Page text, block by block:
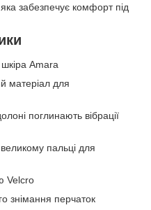
забезпечує комфорт під
Amara
матеріал для
поглинають вібрації
пальці для
Velcro
знімання перчаток